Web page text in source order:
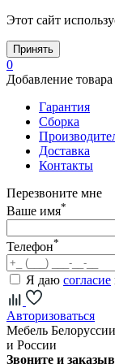
Этот сайт
Принять
0
Добавление товара
Гарантия
Сборка
Доставка
Контакты
Перезвоните мне
Ваше имя*
Телефон*
Я даю согласие
Авторизоваться
Мебель Белоруссии
и России
Звоните и